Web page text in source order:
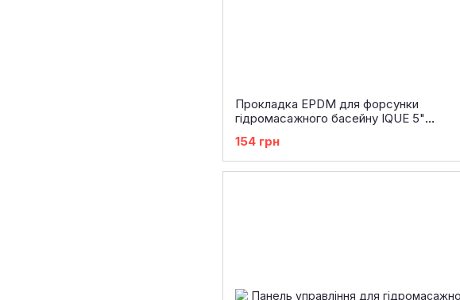
Прокладка EPDM для форсунки
гідромасажного басейну IQUE 5"
154 грн